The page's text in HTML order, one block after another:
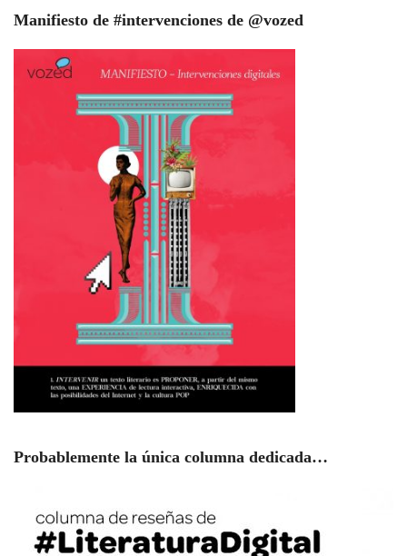
Manifiesto de #intervenciones de @vozed
Probablemente la única columna dedicada…